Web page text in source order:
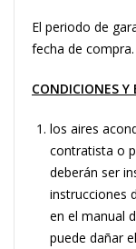
El periodo de
fecha de compra.
CONDICIONES Y
los aires
contratista o
deberán ser
instrucciones
en el manual
puede dañar